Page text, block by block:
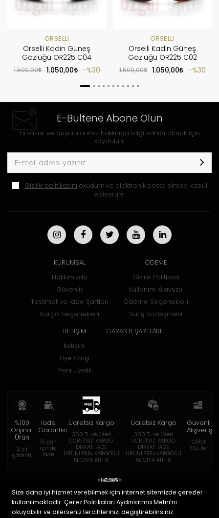
ORSELLI
Orselli Kadın Güneş
Gözlüğü OR225 C04
1.500,00 1.050,00 %30
ORSELLI
Orselli Kadın Güneş
Gözlüğü OR225 C02
1.500,00 1.050,00 %30
E-Bültene Abone Olun
Fırsatlar ve duyurularımız hakkında bilgi sahibi olmak için
kaydolun!
Gizlilik politikasını okudum ve elektronik posta almayı kabul
ediyorum.
KURUMSAL
Hakkımızda
Güvenlik
Teslimat ve İade Şartları
Kargo Seçenekleri
ÖDEME
Gizlilik Politikası
Kullanım Kılavuzu
Ödeme Seçenekleri
Satış Sözleşmesi
İLETİŞİM
İletişim
Üye Girişi
Yeni Üyelik
GARANTİ ŞARTLARI
%100
Orijinal
Ürün
2 yıl
garanti
İade
Garantisi
15 gün
içinde
iade
Ücretsiz Kargo
300 TL ve üzeri
ÜCRETSİZ KARGO.
DİKKAT: İADE
ÜRÜNLERİN KARGOSU
ALICIYA AİTTİR.
Ücretsiz Kargo
300 TL ve üzeri
ÜCRETSİZ KARGO.
DİKKAT: İADE
ÜRÜNLERİN KARGOSU
ALICIYA AİTTİR.
Güvenli
Alışveriş
128bit
SSL ile
Size daha iyi hizmet verebilmek için internet sitemizde çerezler
kullanılmaktadır. Çerez Politikaları Aydınlatma Metni’ni
okuyabilir ve dilerseniz tercihlerinizi değiştirebilirsiniz.